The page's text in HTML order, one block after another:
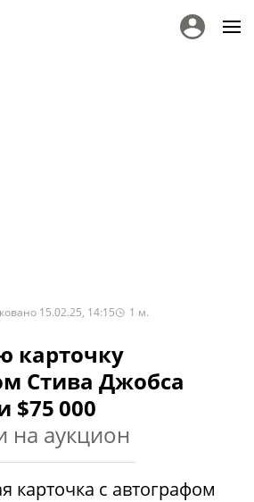
15.02.25, 14:15 1 м.
карточку
Стива Джобса
$75 000
на аукцион
карточка с автографом